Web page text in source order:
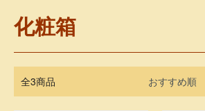
化粧箱
全3商品 おすすめ順